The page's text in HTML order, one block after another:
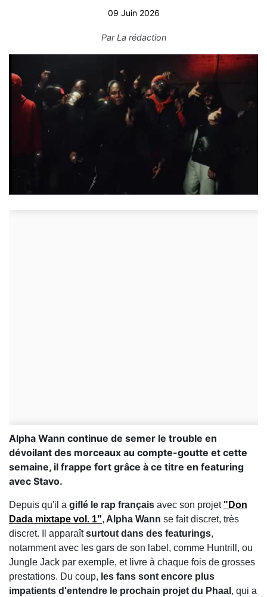
09 Juin 2026
ParLa rédaction
Alpha Wann continue de semer le trouble en
dévoilant des morceaux au compte-goutte et cette
semaine, il frappe fort grâce à ce titre en featuring
avec Stavo.
Depuis qu'il a giflé le rap français avec son projet "Don
Dada mixtape vol. 1", Alpha Wann se fait discret, très
discret. Il apparaîtsurtout dans des featurings,
notamment avec les gars de son label, comme Huntrill, ou
Jungle Jack par exemple, et livre à chaque fois de grosses
prestations. Du coup, les fans sont encore plus
impatients d'entendre le prochain projet du Phaal , qui a